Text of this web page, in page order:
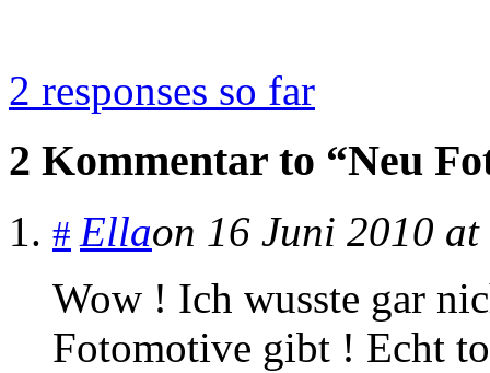
2 responses so far
2 Kommentar to “Neu
# Ellaon 16 Juni 2010
Wow ! Ich wusste gar
Fotomotive gibt ! Echt